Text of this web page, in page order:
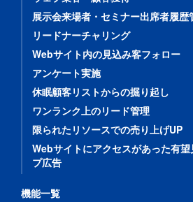
展示会来場者・セミナー出席者履歴
リードナーチャリング
Webサイト内の見込み客フォロー
アンケート実施
休眠顧客リストからの掘り起し
ワンランク上のリード管理
限られたリソースでの売り上げUP
Webサイトにアクセスがあった有
プ広告
機能一覧